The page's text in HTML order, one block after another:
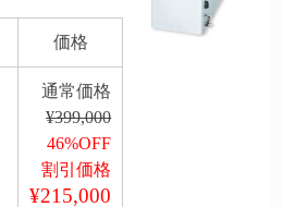
価格
通常価格
¥399,000
46%OFF
割引価格
¥215,000